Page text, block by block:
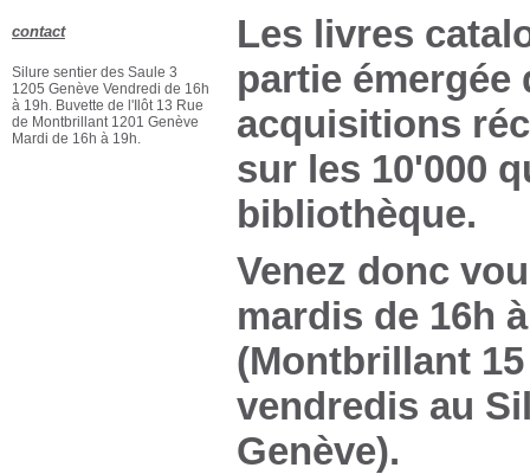
Les livres
partie
acquisitions
sur les 10'000
bibliothèque.
Venez donc
mardis de 16h
(Montbrillant
vendredis au
Genève).
contact
Silure sentier des Saule 3
1205 Genève Vendredi de 16h
à 19h. Buvette de l'Ilôt 13 Rue
de Montbrillant 1201 Genève
Mardi de 16h à 19h.